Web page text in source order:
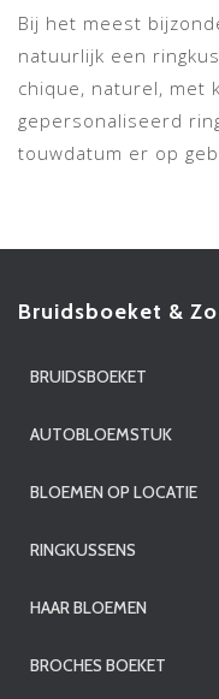
Bij het meest
natuurlijk een
chique, naturel, met
gepersonaliseerd
touwdatum er op
Bruidsboeket & Zo
BRUIDSBOEKET
AUTOBLOEMSTUK
BLOEMEN OP LOCATIE
RINGKUSSENS
HAAR BLOEMEN
BROCHES BOEKET